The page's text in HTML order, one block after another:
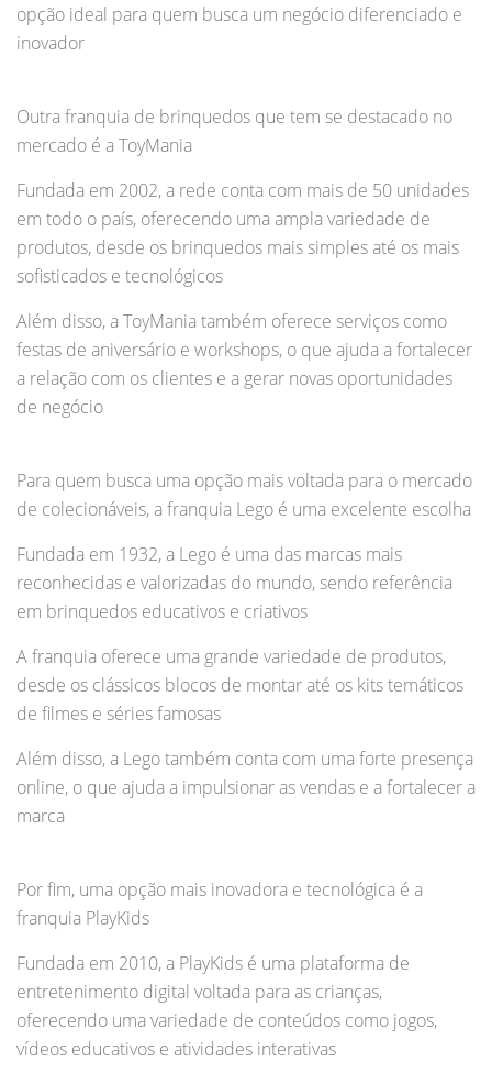
opção ideal para quem busca um negócio diferenciado e
inovador
Outra franquia de brinquedos que tem se destacado no
mercado é a ToyMania
Fundada em 2002, a rede conta com mais de 50 unidades
em todo o país, oferecendo uma ampla variedade de
produtos, desde os brinquedos mais simples até os mais
sofisticados e tecnológicos
Além disso, a ToyMania também oferece serviços como
festas de aniversário e workshops, o que ajuda a fortalecer
a relação com os clientes e a gerar novas oportunidades
de negócio
Para quem busca uma opção mais voltada para o mercado
de colecionáveis, a franquia Lego é uma excelente escolha
Fundada em 1932, a Lego é uma das marcas mais
reconhecidas e valorizadas do mundo, sendo referência
em brinquedos educativos e criativos
A franquia oferece uma grande variedade de produtos,
desde os clássicos blocos de montar até os kits temáticos
de filmes e séries famosas
Além disso, a Lego também conta com uma forte presença
online, o que ajuda a impulsionar as vendas e a fortalecer a
marca
Por fim, uma opção mais inovadora e tecnológica é a
franquia PlayKids
Fundada em 2010, a PlayKids é uma plataforma de
entretenimento digital voltada para as crianças,
oferecendo uma variedade de conteúdos como jogos,
vídeos educativos e atividades interativas